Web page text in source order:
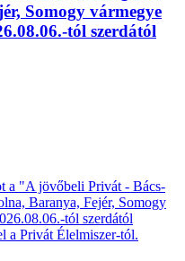
Somogy vármegye
tól szerdától
a "A jövőbeli Privát - Bács-
Baranya, Fejér, Somogy
tól szerdától
a Privát Élelmiszer-tól.